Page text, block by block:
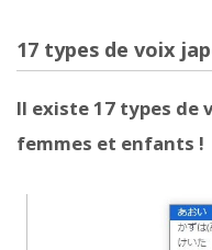
17 types de voix
Il existe 17 types de
femmes et enfants !